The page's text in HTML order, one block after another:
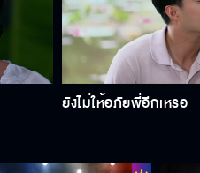
ยังไม่ให้อภัยพี่อีกเหรอ